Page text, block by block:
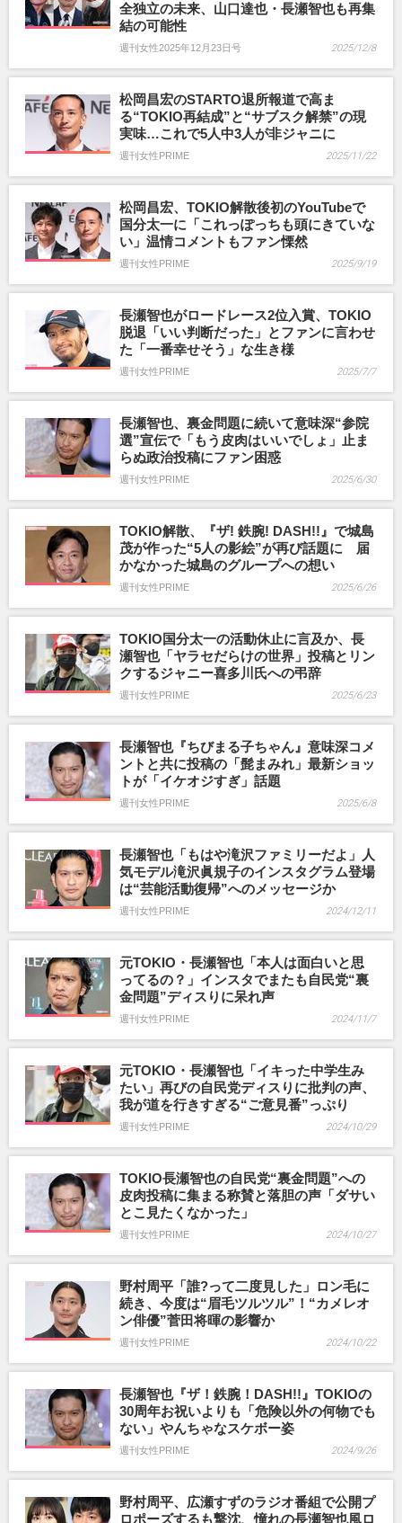
全独立の未来、山口達也・長瀬智也も再集
結の可能性
週刊女性2025年12月23日号 2025/12/8
松岡昌宏のSTARTO退所報道で高ま
る“TOKIO再結成”と“サブスク解禁”の現
実味…これで5人中3人が非ジャニに
週刊女性PRIME 2025/11/22
松岡昌宏、TOKIO解散後初のYouTubeで
国分太一に「これっぽっちも頭にきていな
い」温情コメントもファン慄然
週刊女性PRIME 2025/9/19
長瀬智也がロードレース2位入賞、TOKIO
脱退「いい判断だった」とファンに言わせ
た「一番幸せそう」な生き様
週刊女性PRIME 2025/7/7
長瀬智也、裏金問題に続いて意味深“参院
選”宣伝で「もう皮肉はいいでしょ」止ま
らぬ政治投稿にファン困惑
週刊女性PRIME 2025/6/30
TOKIO解散、『ザ! 鉄腕! DASH!!』で城島
茂が作った“5人の影絵”が再び話題に 届
かなかった城島のグループへの想い
週刊女性PRIME 2025/6/26
TOKIO国分太一の活動休止に言及か、長
瀬智也「ヤラセだらけの世界」投稿とリン
クするジャニー喜多川氏への弔辞
週刊女性PRIME 2025/6/23
長瀬智也『ちびまる子ちゃん』意味深コメ
ントと共に投稿の「髭まみれ」最新ショッ
トが「イケオジすぎ」話題
週刊女性PRIME 2025/6/8
長瀬智也「もはや滝沢ファミリーだよ」人
気モデル滝沢眞規子のインスタグラム登場
は“芸能活動復帰”へのメッセージか
週刊女性PRIME 2024/12/11
元TOKIO・長瀬智也「本人は面白いと思
ってるの？」インスタでまたも自民党“裏
金問題”ディスりに呆れ声
週刊女性PRIME 2024/11/7
元TOKIO・長瀬智也「イキった中学生み
たい」再びの自民党ディスりに批判の声、
我が道を行きすぎる“ご意見番”っぷり
週刊女性PRIME 2024/10/29
TOKIO長瀬智也の自民党“裏金問題”への
皮肉投稿に集まる称賛と落胆の声「ダサい
とこ見たくなかった」
週刊女性PRIME 2024/10/27
野村周平「誰?って二度見した」ロン毛に
続き、今度は“眉毛ツルツル”！“カメレオ
ン俳優”菅田将暉の影響か
週刊女性PRIME 2024/10/22
長瀬智也『ザ！鉄腕！DASH!!』TOKIOの
30周年お祝いよりも「危険以外の何物でも
ない」やんちゃなスケボー姿
週刊女性PRIME 2024/9/26
野村周平、広瀬すずのラジオ番組で公開プ
ロポーズするも撃沈、憧れの長瀬智也風ロ